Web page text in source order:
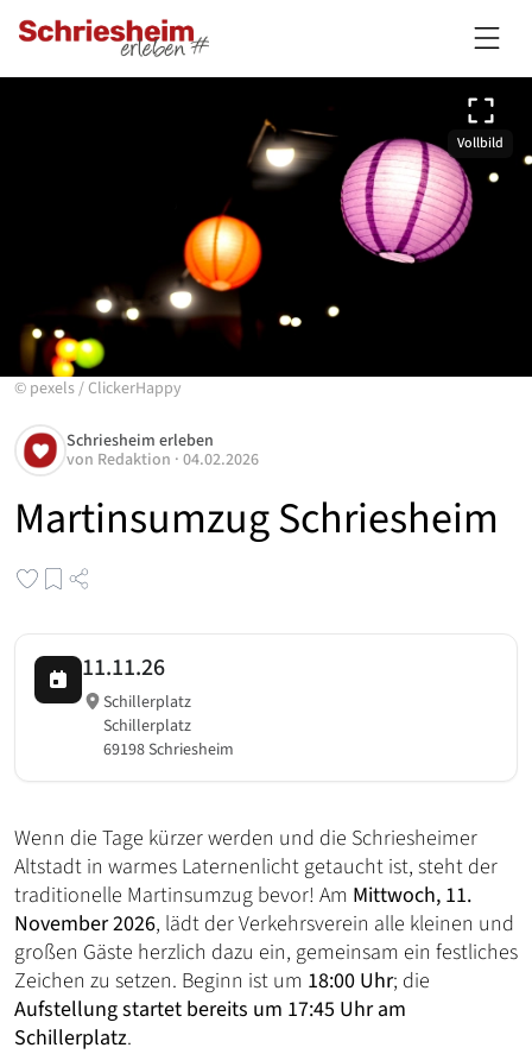
Vollbild
© pexels/ClickerHappy
Martinsumzug Schriesheim
Schriesheim erleben
von Redaktion · 04.02.2026
11.11.26
Schillerplatz
Schillerplatz
69198 Schriesheim
Wenn die Tage kürzer werden und die Schriesheimer
Altstadt in warmes Laternenlicht getaucht ist, steht der
traditionelle Martinsumzug bevor! Am Mittwoch, 11.
November 2026, lädt der Verkehrsverein alle kleinen und
großen Gäste herzlich dazu ein, gemeinsam ein festliches
Zeichen zu setzen. Beginn ist um 18:00 Uhr; die
Aufstellung startet bereits um 17:45 Uhr am
Schillerplatz.